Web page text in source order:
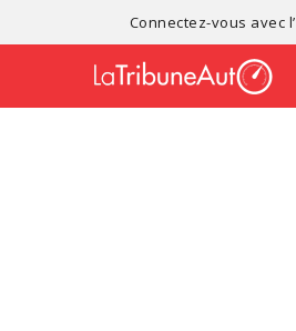
Connectez-vous avec l’